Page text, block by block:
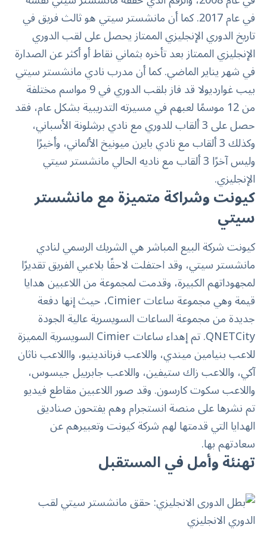
في عام 2017. كما أن مانشستر سيتي هو ثالث فريق في
تاريخ الدوري الإنجليزي الممتاز يحصل على لقب الدوري
الإنجليزي الممتاز بعد تأخره بثماني نقاط أو أكثر عن الصدارة
في شهر يناير الماضي. كما أن مدرب نادي مانشستر سيتي
بيب غوارديولا قد فاز بلقب الدوري في 9 مواسم مختلفة
من 12 موسمًا لعبهم في مسيرته التدريبية بشكل عام، فقد
حصل على 3 ألقاب للدوري مع نادي برشلونة الأسباني،
وكذلك 3 ألقاب مع نادي بايرن ميونيخ الألماني، وأخيرًا
وليس آخرًا 3 ألقاب مع ناديه الحالي مانشستر سيتي
الإنجليزي.
كيونت وشراكة متميزة مع مانشستر
سيتي
كيونتشركة البيع المباشرهي الشريك الرسمي لنادي
مانشستر سيتي، وقد احتفلت لاحقًا بلاعبي الفريق تقديرًا
لمجهوداتهم الكبيرة، وقدمت لمجموعة من اللاعبين هدايا
قيمة وهي مجموعة ساعاتCimier، حيث إنها دفعة
جديدة من مجموعة الساعات السويسرية عالية الجودة
QNETCity . تم إهداء ساعات Cimier السويسرية المميزة
للاعب بنيامين ميندي، واللاعب فرناندينيو، وااللاعب ناثان
آكي، واللاعب زاك ستيفين، واللاعب جابرييل جيسوس،
واللاعب سكوت كارسون. وقد صور اللاعبين مقاطع فيديو
تم نشرها على منصة انستجرام وهم يفتحون صناديق
الهدايا التي قدمتها لهم شركة كيونت وتعبيرهم عن
سعادتهم بها.
تهنئة وأمل في المستقبل